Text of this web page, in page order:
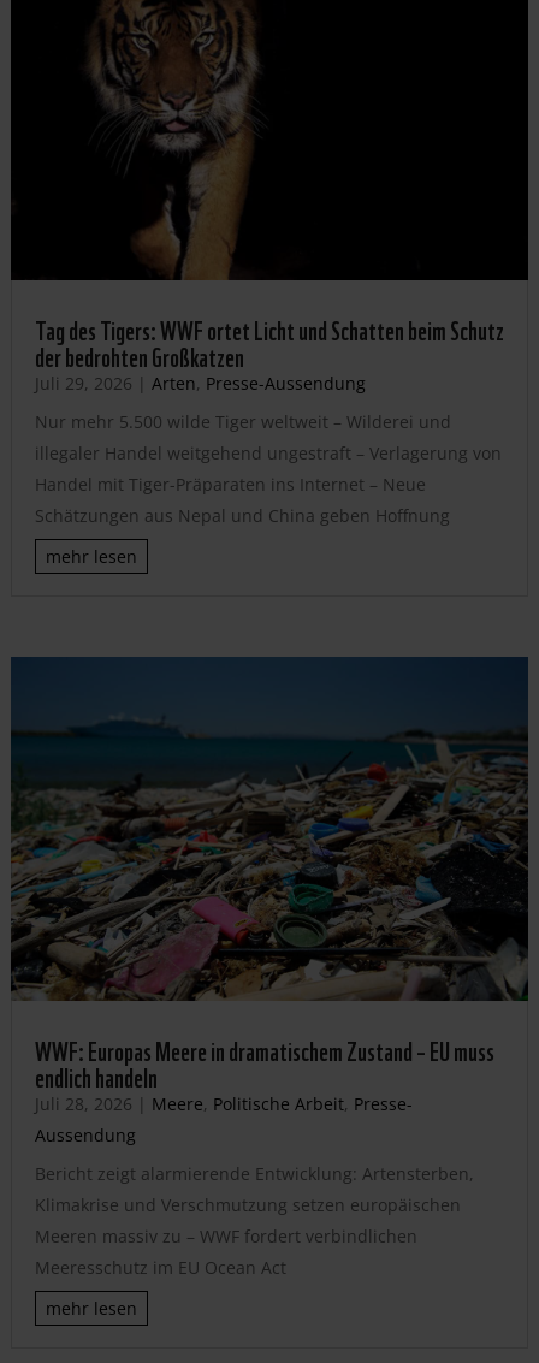
Tag des Tigers: WWF ortet Licht und Schatten beim Schutz
der bedrohten Großkatzen
Juli 29, 2026 | Arten, Presse-Aussendung
Nur mehr 5.500 wilde Tiger weltweit – Wilderei und
illegaler Handel weitgehend ungestraft – Verlagerung von
Handel mit Tiger-Präparaten ins Internet – Neue
Schätzungen aus Nepal und China geben Hoffnung
mehr lesen
WWF: Europas Meere in dramatischem Zustand – EU muss
endlich handeln
Juli 28, 2026 | Meere, Politische Arbeit, Presse-
Aussendung
Bericht zeigt alarmierende Entwicklung: Artensterben,
Klimakrise und Verschmutzung setzen europäischen
Meeren massiv zu – WWF fordert verbindlichen
Meeresschutz im EU Ocean Act
mehr lesen